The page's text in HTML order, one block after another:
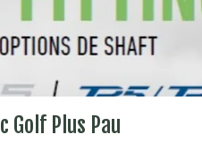
Golf Plus Pau